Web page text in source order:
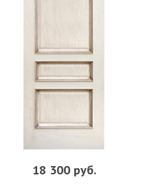
18 300 руб.